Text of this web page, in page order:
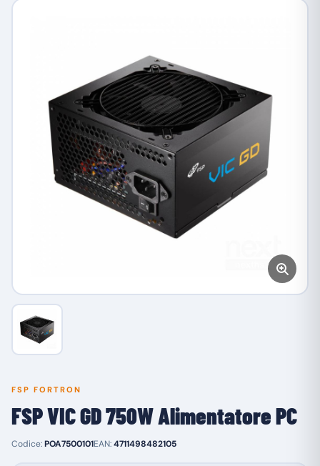
FSP FORTRON
FSP VIC GD 750W Alimentatore PC
Codice:POA7500101EAN:4711498482105